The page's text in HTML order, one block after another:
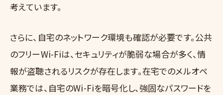
考えています。
さらに、自宅のネットワーク環境も確認が必要です。公共
のフリーWi-Fiは、セキュリティが脆弱な場合が多く、情
報が盗聴されるリスクが存在します。在宅でのメルオペ
業務では、自宅のWi-Fiを暗号化し、強固なパスワードを